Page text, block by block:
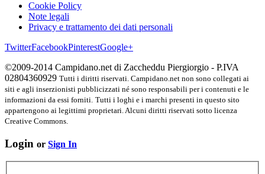
Cookie Policy
Note legali
Privacy e trattamento dei dati personali
TwitterFacebookPinterestGoogle+
©2009-2014 Campidano.net di Zaccheddu Piergiorgio - P.IVA
02804360929 Tutti i diritti riservati. Campidano.net non sono collegati ai
siti e agli inserzionisti pubblicizzati né sono responsabili per i contenuti e le
informazioni da essi forniti. Tutti i loghi e i marchi presenti in questo sito
appartengono ai legittimi proprietari. Alcuni diritti riservati sotto licenza
Creative Commons.
Login or Sign In